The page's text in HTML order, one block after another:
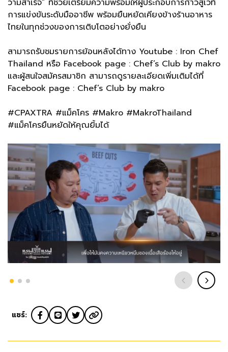
การแข่งขันระดับมืออาชีพ พร้อมยืนหยัดเคียงข้างร้านอาหาร
ไทยในทุกช่วงของการเติบโตอย่างยั่งยืน
สามารถรับชมรายการย้อนหลังได้ทาง Youtube : Iron Chef
Thailand หรือ Facebook page : Chef’s Club by makro
และผู้สนใจสมัครสมาชิก สามารถดูรายละเอียดเพิ่มเติมได้ที่
Facebook page : Chef’s Club by makro
#CPAXTRA #แม็คโคร #Makro #MakroThailand
#แม็คโครยืนหยัดให้คุณยิ้มได้
แชร์: